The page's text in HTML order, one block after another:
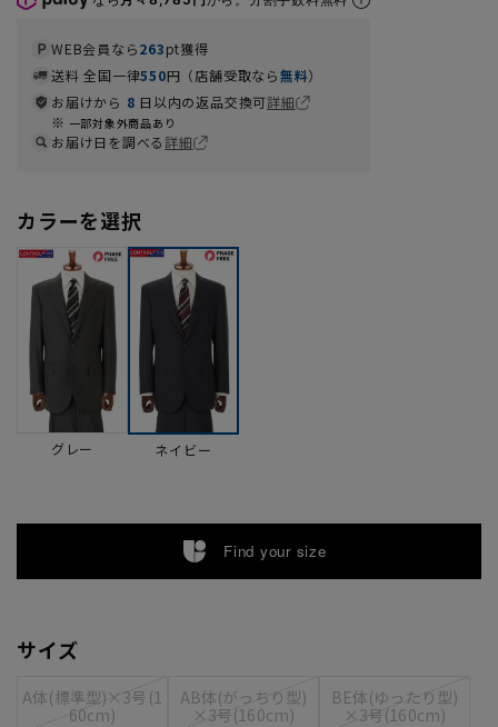
WEB会員なら263pt獲得
送料 全国一律550円（店舗受取なら無料）
お届けから 8 日以内の返品交換可詳細
一部対象外商品あり
お届け日を調べる詳細
カラーを選択
グレー ネイビー
Find your size
サイズ
A体(標準型)×3号(1
60cm)
AB体(がっちり型)
×3号(160cm)
BE体(ゆったり型)
×3号(160cm)